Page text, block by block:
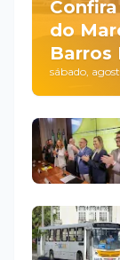
do
Barros
sábado,